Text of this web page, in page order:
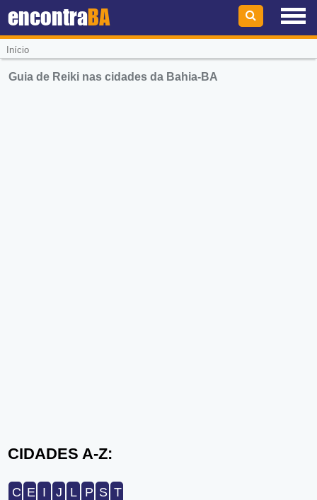
encontraBA
Início
Guia de Reiki nas cidades da Bahia-BA
CIDADES A-Z:
C E I J L P S T